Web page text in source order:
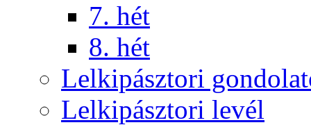
7. hét
8. hét
Lelkipásztori
Lelkipásztori levél